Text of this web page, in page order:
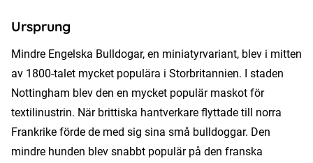
Ursprung
Mindre Engelska Bulldogar, en miniatyrvariant, blev i mitten
av 1800-talet mycket populära i Storbritannien. I staden
Nottingham blev den en mycket populär maskot för
textilinustrin. När brittiska hantverkare flyttade till norra
Frankrike förde de med sig sina små bulldoggar. Den
mindre hunden blev snabbt populär på den franska